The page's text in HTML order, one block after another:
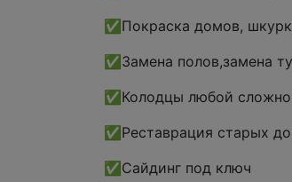
✅Покраска домов,
✅Замена полов,замена
✅Колодцы любой
✅Реставрация старых
✅Сайдинг под ключ